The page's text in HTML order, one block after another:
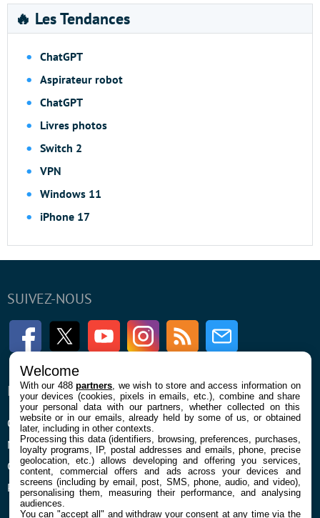
🔥 Les Tendances
ChatGPT
Aspirateur robot
ChatGPT
Livres photos
Switch 2
VPN
Windows 11
iPhone 17
SUIVEZ-NOUS
FacebookTwitter Youtube InstagramRSS Newsletter
ENTREPRISE
Qui sommes nous
Mentions légales et CGU
Confidentialité et Cookies
Préférences cookies
À PROPOS
La rédaction
Contact
Welcome
With our 488partners , we wish to store and access information on
your devices (cookies, pixels in emails, etc.), combine and share
your personal data with our partners, whether collected on this
website or in our emails, already held by some of us, or obtained
later, including in other contexts.
Processing this data (identifiers, browsing, preferences, purchases,
loyalty programs, IP, postal addresses and emails, phone, precise
geolocation, etc.) allows developing and offering you services,
content, commercial offers and ads across your devices and
screens (including by email, post, SMS, phone, audio, and video),
personalising them, measuring their performance, and analysing
audiences.
You can "accept all" and withdraw your consent at any time via the